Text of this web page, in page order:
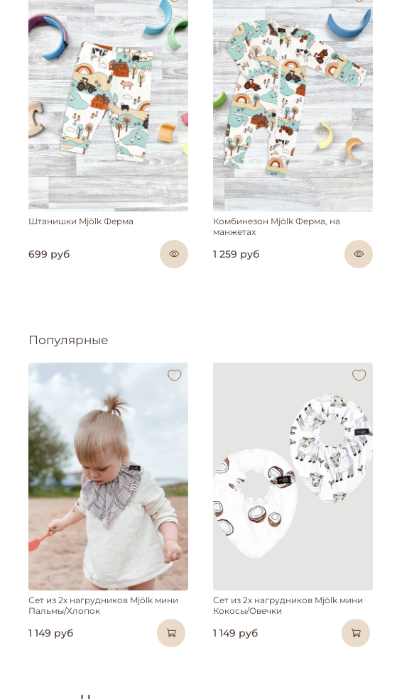
Штанишки Mjölk Ферма
699 руб
Комбинезон Mjölk Ферма, на
манжетах
1 259 руб
Популярные
Сет из 2х нагрудников Mjölk мини
Пальмы/Хлопок
1 149 руб
Сет из 2х нагрудников Mjölk мини
Кокосы/Овечки
1 149 руб